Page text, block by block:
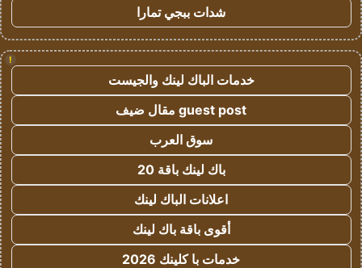
شدات ببجي تمارا
!
خدمات الباك لينك والجيست
guest post مقال ضيف
سوق العرب
باك لينك باقة 20
اعلانات الباك لينك
أقوى باقة باك لينك
خدمات با كلينك 2026